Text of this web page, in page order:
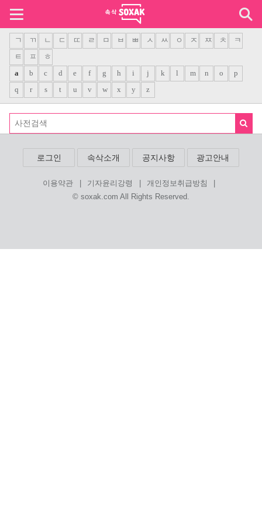
ㄱ ㄲ ㄴ ㄷ ㄸ ㄹ ㅁ ㅂ ㅃ ㅅ ㅆ ㅇ ㅈ ㅉ ㅊ
ㅋ
ㅌ
ㅍ
ㅎ
a
b c d e f g h i j k l m n o
p
q
r s t u v w x y z
로그인 속삭소개 공지사항 광고안내
이용약관 기자윤리강령 개인정보취급방침
© soxak.com All Rights Reserved.